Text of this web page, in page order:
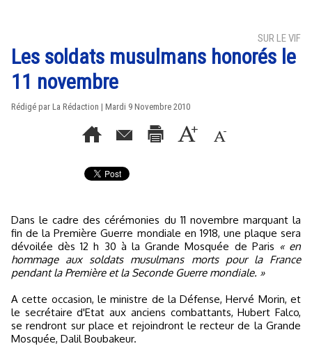
SUR LE VIF
Les soldats musulmans honorés le
11 novembre
Rédigé par La Rédaction | Mardi 9 Novembre 2010
Dans le cadre des cérémonies du 11 novembre marquant la
fin de la Première Guerre mondiale en 1918, une plaque sera
dévoilée dès 12 h 30 à la Grande Mosquée de Paris « en
hommage aux soldats musulmans morts pour la France
pendant la Première et la Seconde Guerre mondiale. »
A cette occasion, le ministre de la Défense, Hervé Morin, et
le secrétaire d'Etat aux anciens combattants, Hubert Falco,
se rendront sur place et rejoindront le recteur de la Grande
Mosquée, Dalil Boubakeur.